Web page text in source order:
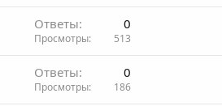
Ответы 0
Просмотры 513
Ответы 0
Просмотры 186